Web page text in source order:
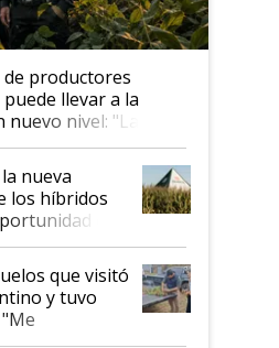
de productores
llevar a la
nivel: "Las
crecimiento son
nueva
los híbridos
en
que visitó
y tuvo